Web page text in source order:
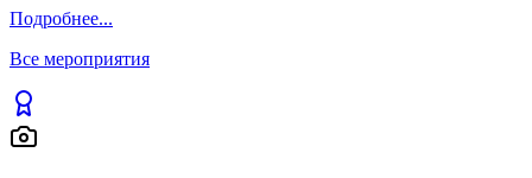
Подробнее...
Все мероприятия